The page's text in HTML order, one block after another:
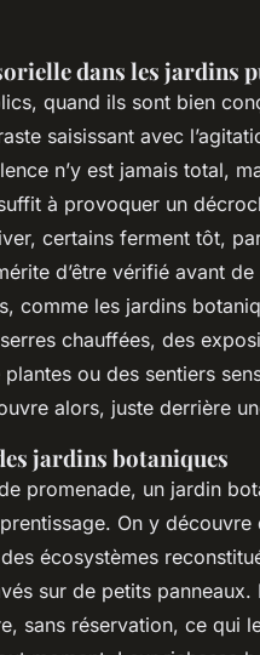
dans les jardins
quand ils sont bien
saisissant avec
n’y est jamais total,
à provoquer un
certains ferment tôt,
d’être vérifié avant de
comme les jardins
chauffées, des
ou des sentiers
alors, juste derrière
jardins botaniques
promenade, un jardin
On y découvre
écosystèmes
sur de petits panneaux.
sans réservation, ce qui